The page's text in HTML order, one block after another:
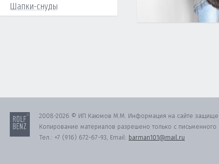
Шапки-снуды
2008-2026 © ИП Каюмов М.М. Информация на сайте
Копирование материалов разрешено только с письменного
Тел.: +7 (916) 672-67-93, Email: barman101@mail.ru